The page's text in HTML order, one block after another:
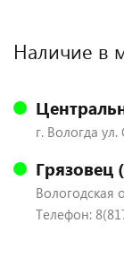
Наличие в
г. Вологда
Грязовец
Вологодская
Телефон: